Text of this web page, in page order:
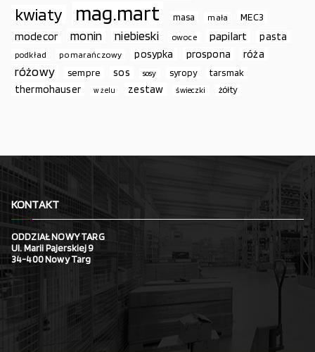
kwiaty mag.mart masa mała MEC3
modecor monin niebieski owoce papilart pasta
podkład pomarańczowy posypka prospona róża
różowy sempre sos sosy syropy tarsmak
thermohauser w żelu zestaw świeczki żółty
KONTAKT
ODDZIAŁ NOWY TARG
Ul. Marii Pajerskiej 9
34-400 Nowy Targ